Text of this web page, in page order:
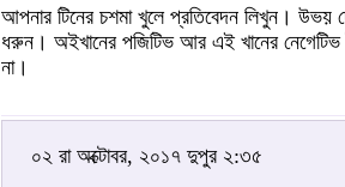
আপনার টিনের চশমা খুলে প্রতিবেদন লিখুন। উভয়
ধরুন। অইখানের পজিটিভ আর এই খানের
না।
০২ রা অক্টোবর, ২০১৭ দুপুর ২:৩৫